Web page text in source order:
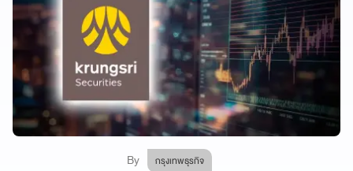
By กรุงเทพธุรกิจ